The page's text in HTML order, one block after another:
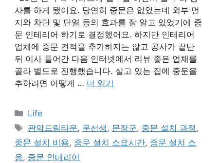
사를 하게 됐어요. 당연히 중문은 없었는데 외부 먼
지와 차단 및 단열 등의 효과를 잘 알고 있었기에 중
문 인테리어 하기로 결정했어요. 하지만 인테리어
업체에 중문 견적을 추가하지는 않고 공사가 끝난
뒤 이사 들어간 다음 인터넷에서 리뷰 좋은 업체를
골라 별도로 진행했습니다. 살고 있는 집에 중문을
추하려면 어떻게 … 더 읽기
카
테
리
Life
태
그
관악드림타운, 문선생, 문장군, 중문 설치 과정,
중문 설치 비용, 중문 설치 소요시간, 중문 설치 소
음, 중문 인테리어